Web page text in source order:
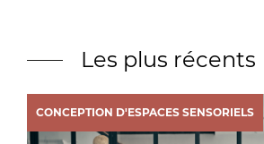
Les plus récents
CONCEPTION D'ESPACES SENSORIELS